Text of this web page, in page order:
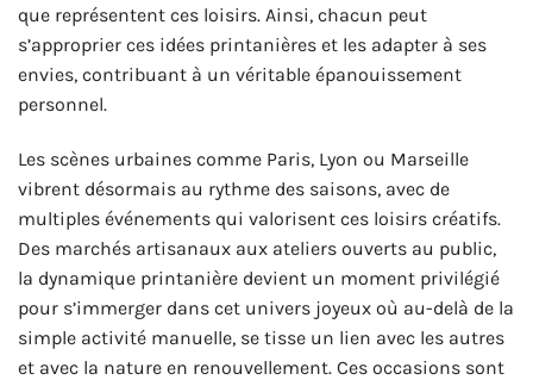
que représentent ces loisirs. Ainsi, chacun peut
s’approprier ces idées printanières et les adapter à ses
envies, contribuant à un véritable épanouissement
personnel.
Les scènes urbaines comme Paris, Lyon ou Marseille
vibrent désormais au rythme des saisons, avec de
multiples événements qui valorisent ces loisirs créatifs.
Des marchés artisanaux aux ateliers ouverts au public,
la dynamique printanière devient un moment privilégié
pour s’immerger dans cet univers joyeux où au-delà de la
simple activité manuelle, se tisse un lien avec les autres
et avec la nature en renouvellement. Ces occasions sont